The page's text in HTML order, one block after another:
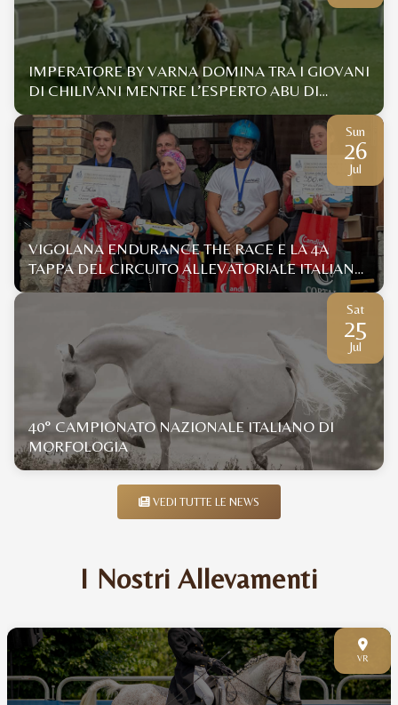
IMPERATORE BY VARNA DOMINA TRA I GIOVANI
DI CHILIVANI MENTRE L’ESPERTO ABU DI
GALLURA SI IMPONE CON UN DISTACCO... DA
COCCOLE
Sun
26
Jul
VIGOLANA ENDURANCE THE RACE E LA 4A
TAPPA DEL CIRCUITO ALLEVATORIALE ITALIANO
ENDURANCE 2026 ANICA
Sat
25
Jul
40° CAMPIONATO NAZIONALE ITALIANO DI
MORFOLOGIA
VEDI TUTTE LE NEWS
I Nostri Allevamenti
VR